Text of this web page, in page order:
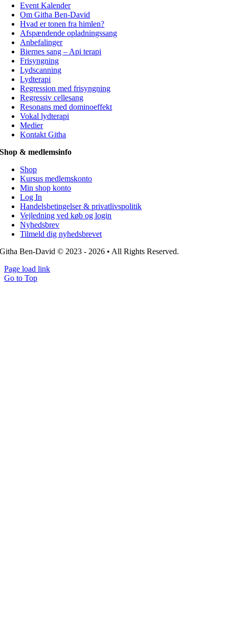
Event Kalender
Om Githa Ben-David
Hvad er tonen fra himlen?
Afspændende opladningssang
Anbefalinger
Biernes sang – Api terapi
Frisyngning
Lydscanning
Lydterapi
Regression med frisyngning
Regressiv cellesang
Resonans med dominoeffekt
Vokal lydterapi
Medier
Kontakt Githa
Shop & medlemsinfo
Shop
Kursus medlemskonto
Min shop konto
Log In
Handelsbetingelser & privatlivspolitik
Vejledning ved køb og login
Nyhedsbrev
Tilmeld dig nyhedsbrevet
Githa Ben-David © 2023 - 2026 • All Rights Reserved.
Page load link
Go to Top